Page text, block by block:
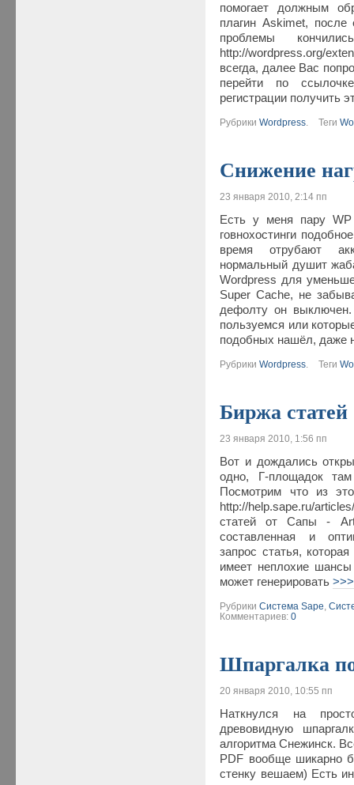
помогает должным
плагин Askimet, после
проблемы
http://wordpress.org/
всегда, далее Вас
перейти по
регистрации получить
РубрикиWordpress Теги
Снижение
23 января 2010, 2:14 пп
Есть у меня пару
говнохостинги
время отрубают
нормальный душит
Wordpress для
Super Cache, не
дефолту он
пользуемся или
подобных нашёл, даже
РубрикиWordpress Теги
Биржа статей
23 января 2010, 1:56 пп
Вот и дождались
одно, Г-площадок
Посмотрим что из
http://help.sape.ru/
статей от Сапы -
составленная и
запрос статья,
имеет неплохие
может генерировать
РубрикиСистема Sape ,
Комментариев:0
Шпаргалка
20 января 2010, 10:55 пп
Наткнулся на
древовидную
алгоритма Снежинск.
PDF вообще шикарно
стенку вешаем) Есть